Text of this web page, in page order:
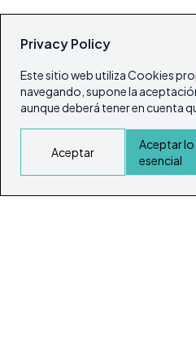
Privacy Policy
Este sitio web utiliza Cookies
navegando, supone la
aunque deberá tener en cuenta
Aceptar
Aceptar lo
esencial